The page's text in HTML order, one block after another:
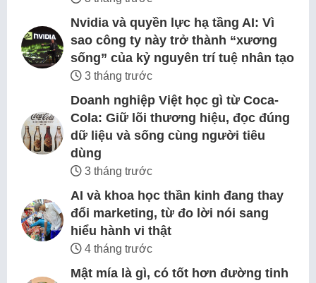
Nvidia và quyền lực hạ tầng AI: Vì
sao công ty này trở thành “xương
sống” của kỷ nguyên trí tuệ nhân tạo
3 tháng trước
Doanh nghiệp Việt học gì từ Coca-
Cola: Giữ lõi thương hiệu, đọc đúng
dữ liệu và sống cùng người tiêu
dùng
3 tháng trước
AI và khoa học thần kinh đang thay
đổi marketing, từ đo lời nói sang
hiểu hành vi thật
4 tháng trước
Mật mía là gì, có tốt hơn đường tinh